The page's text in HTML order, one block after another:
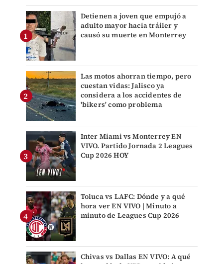
Detienen a joven que empujó a
adulto mayor hacia tráiler y
causó su muerte en Monterrey
Las motos ahorran tiempo, pero
cuestan vidas: Jalisco ya
considera a los accidentes de
'bikers' como problema
Inter Miami vs Monterrey EN
VIVO. Partido Jornada 2 Leagues
Cup 2026 HOY
Toluca vs LAFC: Dónde y a qué
hora ver EN VIVO | Minuto a
minuto de Leagues Cup 2026
Chivas vs Dallas EN VIVO: A qué